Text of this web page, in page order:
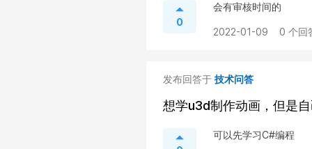
0
会有审核时间的
2022-01-09 0 个回
发布回答于 技术问答
想学u3d制作动画，但是
可以先学习C#编程